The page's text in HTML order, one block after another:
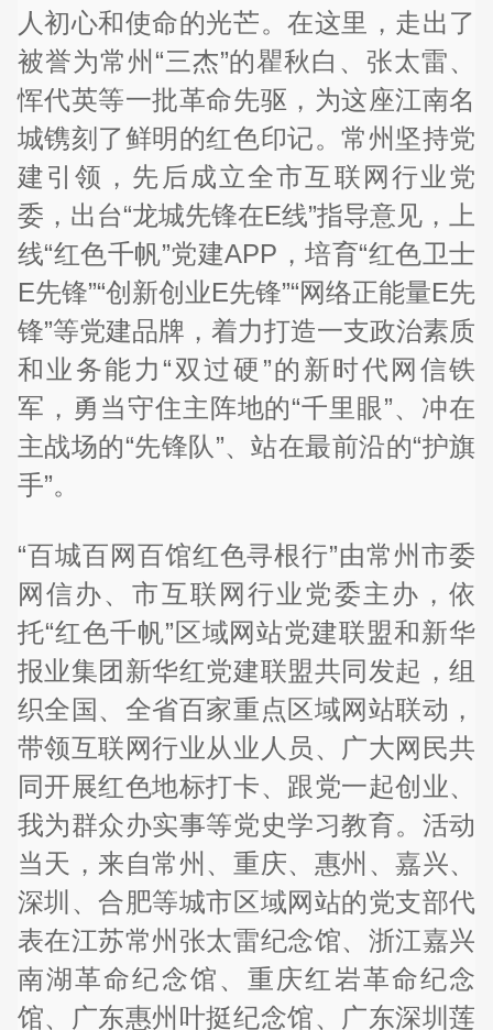
人初心和使命的光芒。在这里，走出了
被誉为常州“三杰”的瞿秋白、张太雷、
恽代英等一批革命先驱，为这座江南名
城镌刻了鲜明的红色印记。常州坚持党
建引领，先后成立全市互联网行业党
委，出台“龙城先锋在E线”指导意见，上
线“红色千帆”党建APP，培育“红色卫士
E先锋”“创新创业E先锋”“网络正能量E先
锋”等党建品牌，着力打造一支政治素质
和业务能力“双过硬”的新时代网信铁
军，勇当守住主阵地的“千里眼”、冲在
主战场的“先锋队”、站在最前沿的“护旗
手”。
“百城百网百馆红色寻根行”由常州市委
网信办、市互联网行业党委主办，依
托“红色千帆”区域网站党建联盟和新华
报业集团新华红党建联盟共同发起，组
织全国、全省百家重点区域网站联动，
带领互联网行业从业人员、广大网民共
同开展红色地标打卡、跟党一起创业、
我为群众办实事等党史学习教育。活动
当天，来自常州、重庆、惠州、嘉兴、
深圳、合肥等城市区域网站的党支部代
表在江苏常州张太雷纪念馆、浙江嘉兴
南湖革命纪念馆、重庆红岩革命纪念
馆、广东惠州叶挺纪念馆、广东深圳莲